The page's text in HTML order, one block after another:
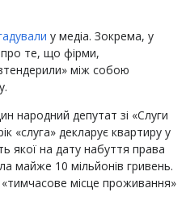
у медіа. Зокрема, у
про те, що фірми,
між собою
народний депутат зі «Слуги
«слуга» декларує квартиру у
якої на дату набуття права
майже 10 мільйонів гривень.
місце проживання»